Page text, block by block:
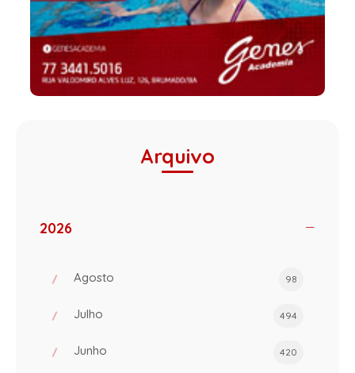
Arquivo
2026
Agosto 98
Julho 494
Junho 420